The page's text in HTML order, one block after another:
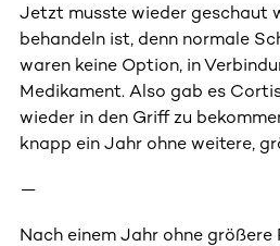
Jetzt musste wieder geschaut
behandeln ist, denn normale
waren keine Option, in
Medikament. Also gab es
wieder in den Griff zu
knapp ein Jahr ohne weitere,
—
Nach einem Jahr ohne größere